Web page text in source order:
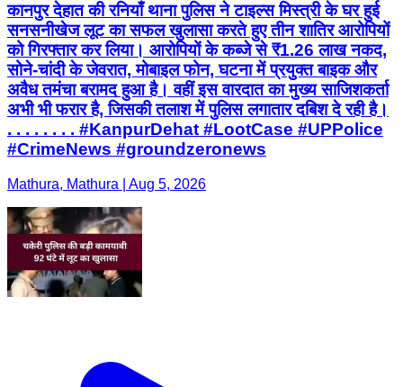
कानपुर देहात की रनियाँ थाना पुलिस ने टाइल्स मिस्त्री के घर हुई
सनसनीखेज लूट का सफल खुलासा करते हुए तीन शातिर आरोपियों
को गिरफ्तार कर लिया। आरोपियों के कब्जे से ₹1.26 लाख नकद,
सोने-चांदी के जेवरात, मोबाइल फोन, घटना में प्रयुक्त बाइक और
अवैध तमंचा बरामद हुआ है। वहीं इस वारदात का मुख्य साजिशकर्ता
अभी भी फरार है, जिसकी तलाश में पुलिस लगातार दबिश दे रही है।
. . . . . . . . #KanpurDehat #LootCase #UPPolice
#CrimeNews #groundzeronews
Mathura, Mathura | Aug 5, 2026